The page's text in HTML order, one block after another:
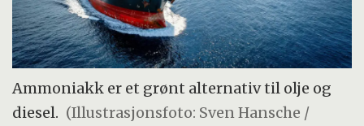
Ammoniakk er et grønt alternativ til olje og
diesel. (Illustrasjonsfoto: Sven Hansche /